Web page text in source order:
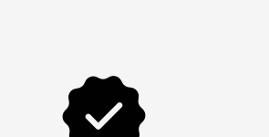
NO, I'M NOT YES, I AM